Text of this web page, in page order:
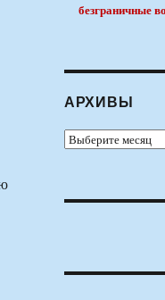
безграничные
АРХИВЫ
Архивы